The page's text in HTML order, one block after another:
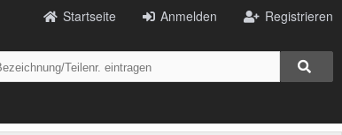
Registrieren
Anmelden
Startseite